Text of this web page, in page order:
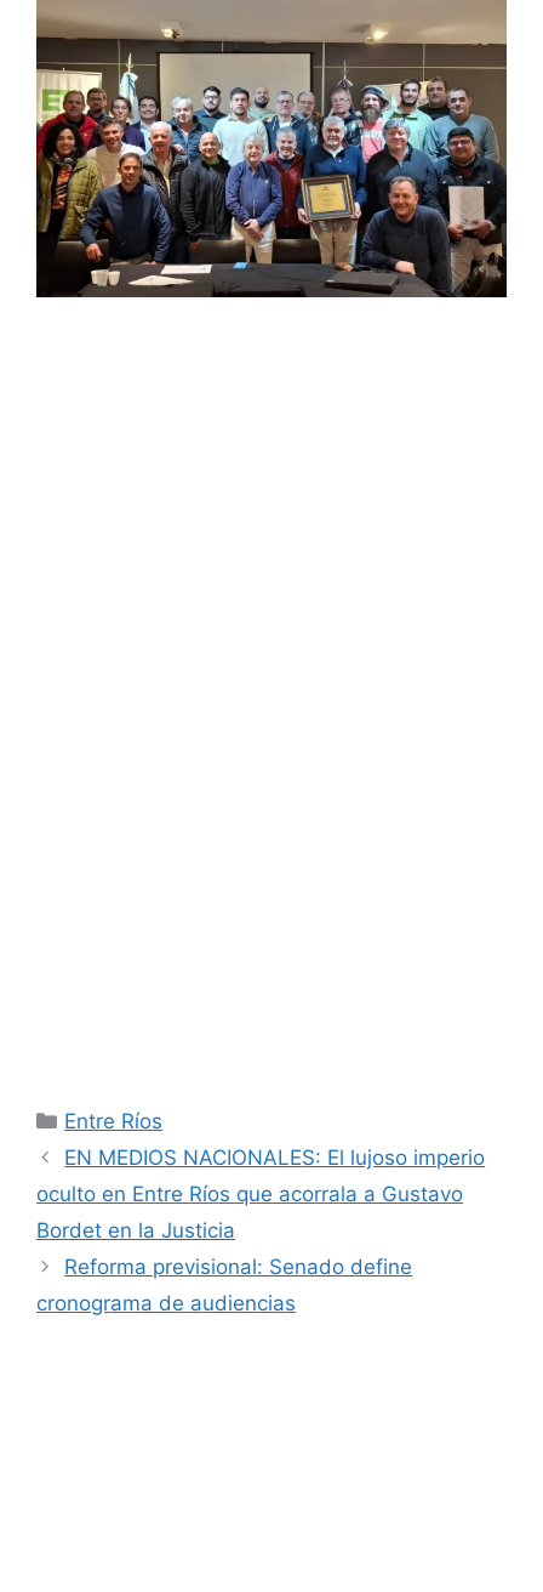
Categorías
Entre Ríos
EN MEDIOS NACIONALES: El lujoso imperio
oculto en Entre Ríos que acorrala a Gustavo
Bordet en la Justicia
Reforma previsional: Senado define
cronograma de audiencias